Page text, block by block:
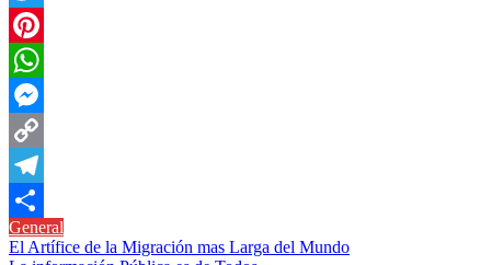
Twitter
Pinterest
WhatsApp
Messenger
Copy
Link
Telegram
Compartir
General
Navegación
El Artífice de la Migración mas Larga del Mundo